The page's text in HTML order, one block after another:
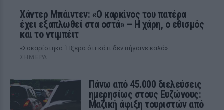
Χάντερ Μπάιντεν: «Ο καρκίνος του πατέρα
έχει εξαπλωθεί στα οστά» – Η χάρη, ο εθισμός
και το ντιμπέιτ
«Σοκαρίστηκα. Ήξερα ότι κάτι δεν πήγαινε καλά»
ΣΉΜΕΡΑ
Πάνω από 45.000 διελεύσεις
ημερησίως στους Ευζώνους:
Μαζική άφιξη τουριστών από